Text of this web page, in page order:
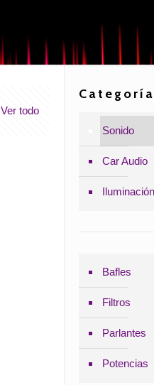
Ver todo
Sonido
Car Audio
Iluminación
Bafles
Filtros
Parlantes
Potencias